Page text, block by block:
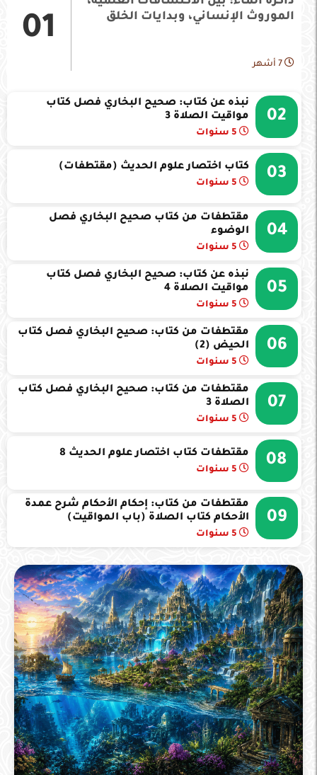
الموروث الإنساني، وبدايات الخلق
01
02
نبذه عن كتاب: صحيح البخاري فصل كتاب
مواقيت الصلاة 3
03 كتاب اختصار علوم الحديث (مقتطفات)
04
مقتطفات من كتاب صحيح البخاري فصل
الوضوء
05
نبذه عن كتاب: صحيح البخاري فصل كتاب
مواقيت الصلاة 4
06
مقتطفات من كتاب: صحيح البخاري فصل كتاب
الحيض (2)
07
مقتطفات من كتاب: صحيح البخاري فصل كتاب
الصلاة 3
08 مقتطفات كتاب اختصار علوم الحديث 8
09
مقتطفات من كتاب: إحكام الأحكام شرح عمدة
الأحكام كتاب الصلاة (باب المواقيت)